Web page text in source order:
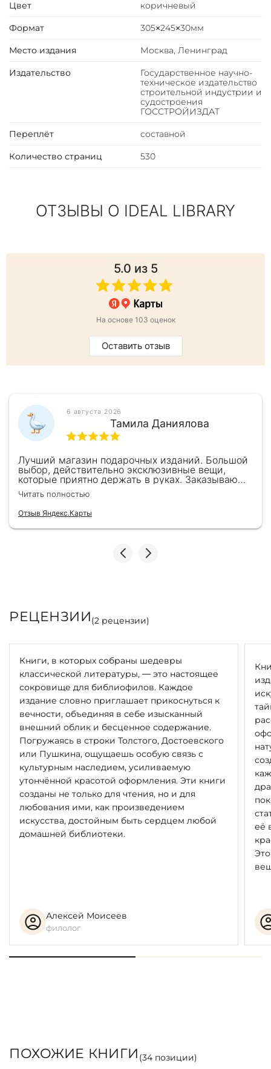
Цвет коричневый
Формат 305×245×30мм
Место издания Москва, Ленинград
Издательство
Государственное научно-
техническое издательство
строительной индустрии и
судостроения
ГОССТРОЙИЗДАТ
Переплёт составной
Количество страниц 530
ОТЗЫВЫ О IDEAL LIBRARY
5.0 из 5
На основе 103 оценок
Оставить отзыв
6 августа 2026
Тамила Даниялова
Лучший магазин подарочных изданий. Большой
выбор, действительно эксклюзивные вещи,
которые приятно держать в руках. Заказываю
здесь уже второй раз для бизнес-партнеров,
всегда всё безупречно — от общения с
консультантами до качества самих книг.
Однозначно рекомендую
Читать полностью
Отзыв Яндекс.Карты
РЕЦЕНЗИИ(2 рецензии)
Книги, в которых собраны шедевры
классической литературы, — это настоящее
сокровище для библиофилов. Каждое
издание словно приглашает прикоснуться к
вечности, объединяя в себе изысканный
внешний облик и бесценное содержание.
Погружаясь в строки Толстого, Достоевского
или Пушкина, ощущаешь особую связь с
культурным наследием, усиливаемую
утончённой красотой оформления. Эти книги
созданы не только для чтения, но и для
любования ими, как произведением
искусства, достойным быть сердцем любой
домашней библиотеки.
Алексей Моисеев
филолог
её
ПОХОЖИЕ КНИГИ (34позиции)